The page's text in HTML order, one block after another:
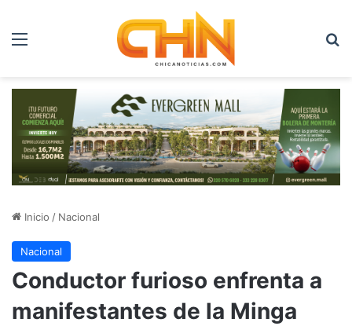
Menú
Inicio / Nacional
Nacional
Conductor furioso enfrenta a
manifestantes de la Minga